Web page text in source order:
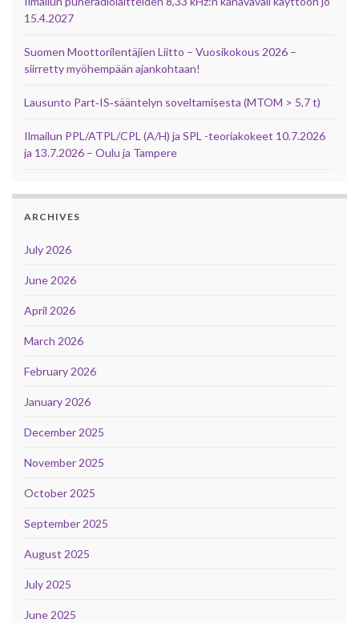
15.4.2027
Suomen Moottorilentäjien Liitto – Vuosikokous 2026 –
siirretty myöhempään ajankohtaan!
Lausunto Part‑IS‑sääntelyn soveltamisesta (MTOM > 5,7 t)
Ilmailun PPL/ATPL/CPL (A/H) ja SPL -teoriakokeet 10.7.2026
ja 13.7.2026 – Oulu ja Tampere
ARCHIVES
July 2026
June 2026
April 2026
March 2026
February 2026
January 2026
December 2025
November 2025
October 2025
September 2025
August 2025
July 2025
June 2025